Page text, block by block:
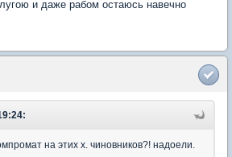
и даже рабом остаюсь навечно
на этих х. чиновников?! надоели.